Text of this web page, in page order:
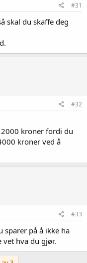
#31
skal du skaffe deg
#32
kroner fordi du
kroner ved å
#33
sparer på å ikke ha
vet hva du gjør.